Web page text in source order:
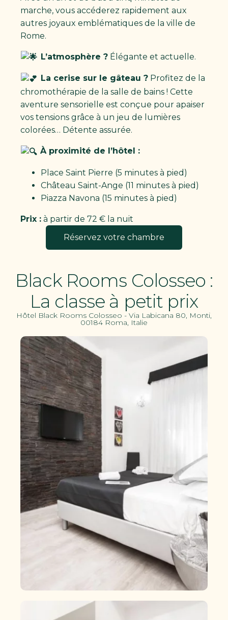
marche, vous accéderez rapidement aux
autres joyaux emblématiques de la ville de
Rome.
L’atmosphère ?Élégante et actuelle.
La cerise sur le gâteau ?Profitez de la
chromothérapie de la salle de bains ! Cette
aventure sensorielle est conçue pour apaiser
vos tensions grâce à un jeu de lumières
colorées… Détente assurée.
À proximité de l’hôtel :
Place Saint Pierre (5 minutes à pied)
Château Saint-Ange (11 minutes à pied)
Piazza Navona (15 minutes à pied)
Prix : à partir de 72 € la nuit
Réservez votre chambre
Black Rooms Colosseo :
La classe à petit prix
Hôtel Black Rooms Colosseo - Via Labicana 80, Monti,
00184 Roma, Italie